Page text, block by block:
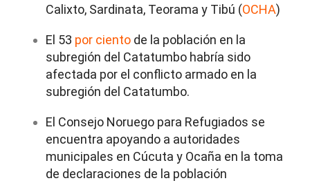
Calixto, Sardinata, Teorama y Tibú (OCHA)
El 53 por ciento de la población en la
subregión del Catatumbo habría sido
afectada por el conflicto armado en la
subregión del Catatumbo.
El Consejo Noruego para Refugiados se
encuentra apoyando a autoridades
municipales en Cúcuta y Ocaña en la toma
de declaraciones de la población